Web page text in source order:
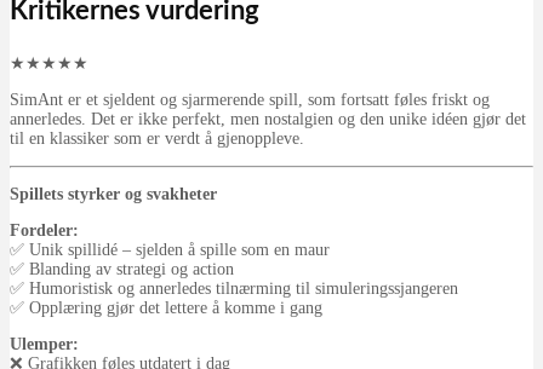
Kritikernes vurdering
★ ★ ★ ★ ★
SimAnt er et sjeldent og sjarmerende spill, som fortsatt føles friskt og
annerledes. Det er ikke perfekt, men nostalgien og den unike idéen gjør det
til en klassiker som er verdt å gjenoppleve.
Spillets styrker og svakheter
Fordeler:
✅ Unik spillidé – sjelden å spille som en maur
✅ Blanding av strategi og action
✅ Humoristisk og annerledes tilnærming til simuleringssjangeren
✅ Opplæring gjør det lettere å komme i gang
Ulemper:
❌ Grafikken føles utdatert i dag